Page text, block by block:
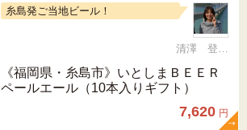
糸島発ご当地ビール！
清澤 登希子
《福岡県・糸島市》いとしまＢＥＥＲ
ペールエール（10本入りギフト）
7,620 円